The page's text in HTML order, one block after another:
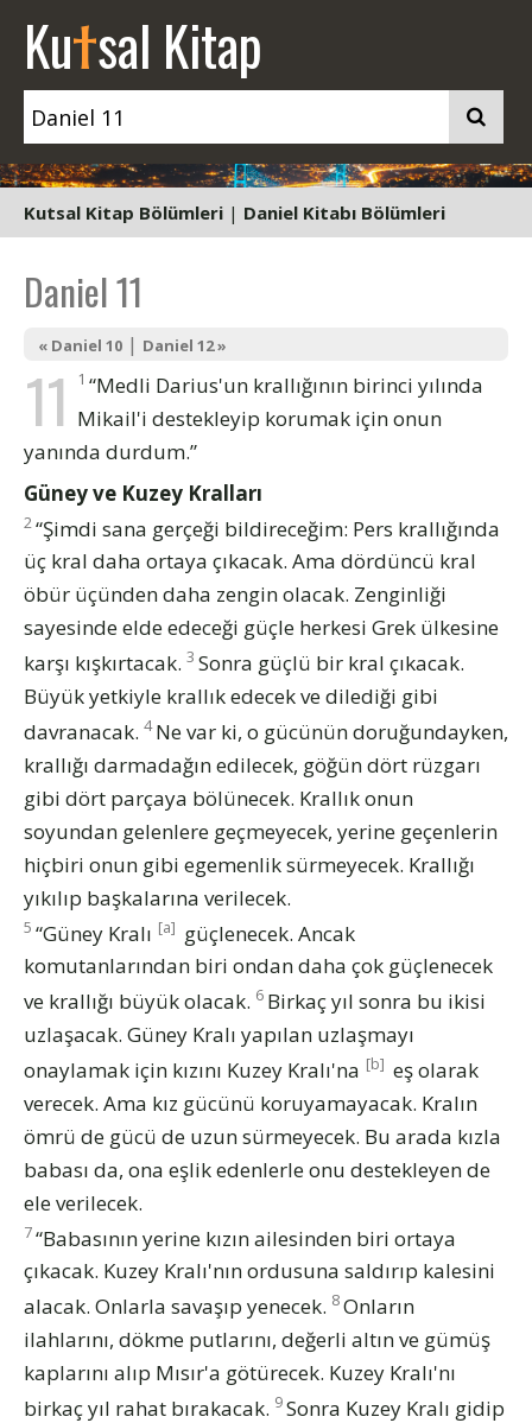
Kutsal Kitap
Kutsal Kitap Bölümleri | Daniel Kitabı Bölümleri
Daniel 11
« Daniel 10 | Daniel 12 »
11 1 “Medli Darius'un krallığının birinci yılında
Mikail'i destekleyip korumak için onun
yanında durdum.”
Güney ve Kuzey Kralları
2“Şimdi sana gerçeği bildireceğim: Pers krallığında
üç kral daha ortaya çıkacak. Ama dördüncü kral
öbür üçünden daha zengin olacak. Zenginliği
sayesinde elde edeceği güçle herkesi Grek ülkesine
karşı kışkırtacak. 3 Sonra güçlü bir kral çıkacak.
Büyük yetkiyle krallık edecek ve dilediği gibi
davranacak. 4 Ne var ki, o gücünün doruğundayken,
krallığı darmadağın edilecek, göğün dört rüzgarı
gibi dört parçaya bölünecek. Krallık onun
soyundan gelenlere geçmeyecek, yerine geçenlerin
hiçbiri onun gibi egemenlik sürmeyecek. Krallığı
yıkılıp başkalarına verilecek.
5 “Güney Kralı [a] güçlenecek. Ancak
komutanlarından biri ondan daha çok güçlenecek
ve krallığı büyük olacak. 6 Birkaç yıl sonra bu ikisi
uzlaşacak. Güney Kralı yapılan uzlaşmayı
onaylamak için kızını Kuzey Kralı'na [b] eş olarak
verecek. Ama kız gücünü koruyamayacak. Kralın
ömrü de gücü de uzun sürmeyecek. Bu arada kızla
babası da, ona eşlik edenlerle onu destekleyen de
ele verilecek.
7“Babasının yerine kızın ailesinden biri ortaya
çıkacak. Kuzey Kralı'nın ordusuna saldırıp kalesini
alacak. Onlarla savaşıp yenecek. 8Onların
ilahlarını, dökme putlarını, değerli altın ve gümüş
kaplarını alıp Mısır'a götürecek. Kuzey Kralı'nı
birkaç yıl rahat bırakacak. 9Sonra Kuzey Kralı gidip